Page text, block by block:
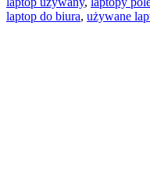
laptop do biura, używane